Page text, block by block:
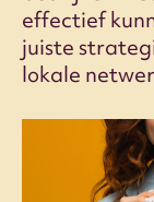
effectief
juiste
lokale